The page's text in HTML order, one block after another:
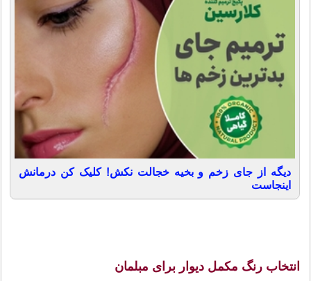
دیگه از جای زخم و بخیه خجالت نکش! کلیک کن درمانش
اینجاست
انتخاب رنگ مکمل دیوار برای مبلمان